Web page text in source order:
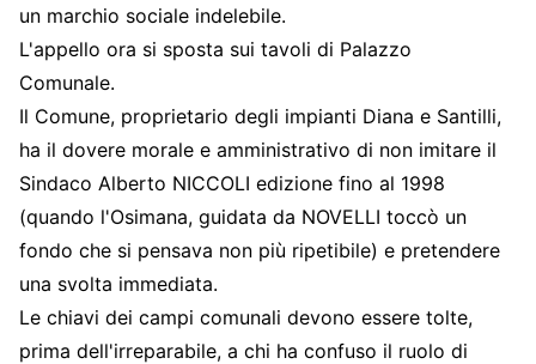
un marchio sociale indelebile.
L'appello ora si sposta sui tavoli di Palazzo
Comunale.
Il Comune, proprietario degli impianti Diana e Santilli,
ha il dovere morale e amministrativo di non imitare il
Sindaco Alberto NICCOLI edizione fino al 1998
(quando l'Osimana, guidata da NOVELLI toccò un
fondo che si pensava non più ripetibile) e pretendere
una svolta immediata.
Le chiavi dei campi comunali devono essere tolte,
prima dell'irreparabile, a chi ha confuso il ruolo di